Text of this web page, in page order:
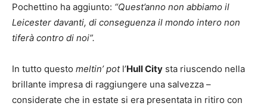
Pochettino ha aggiunto: “Quest’anno non abbiamo il
Leicester davanti, di conseguenza il mondo intero non
tiferà contro di noi”.
In tutto questo meltin’ pot l’Hull City sta riuscendo nella
brillante impresa di raggiungere una salvezza –
considerate che in estate si era presentata in ritiro con